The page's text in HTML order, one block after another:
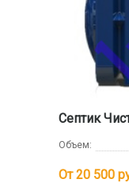
Септик
Объем:
От 20 500